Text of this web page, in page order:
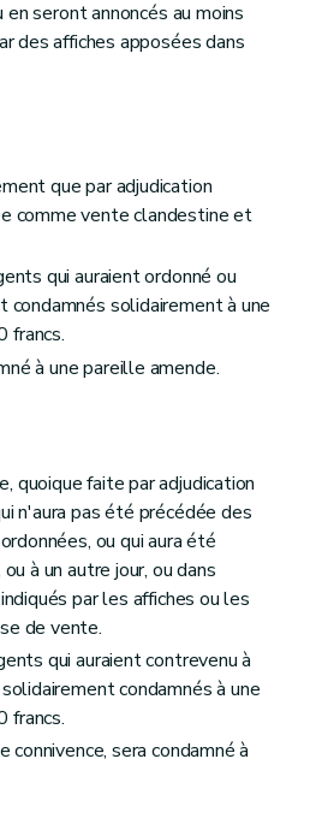
seront annoncés au moins
des affiches apposées dans
que par adjudication
comme vente clandestine et
qui auraient ordonné ou
solidairement à une
francs.
à une pareille amende.
quoique faite par adjudication
n'aura pas été précédée des
ou qui aura été
à un autre jour, ou dans
par les affiches ou les
de vente.
qui auraient contrevenu à
condamnés à une
francs.
connivence, sera condamné à